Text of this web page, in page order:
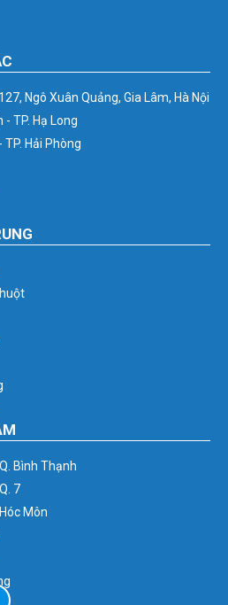
Ngô Xuân Quảng, Gia Lâm, Hà Nội
TP. Hạ Long
Hải Phòng
Bình Thạnh
7
Môn